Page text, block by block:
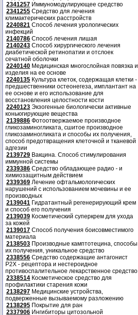
2341257 Иммуномодулирующее средство
2341255 Средство для лечения
климактерических расстройств
2240821 Способ лечения урологических
инфекций
2140786 Способ лечения лишая
2140243 Способ хирургического лечения
диабетической ретинопатии и отслоек
сечатной оболочки
2240140 Медицинская многослойная повязка и
изделия на ее основе
2240135 Культура клеток, содержащая клетки -
предшественники остеонегеза, имплантант на
ее основе и его использование для
восстановления целостности кости
2240123 Экзогенные биологически активные
коньюгирующие вещества
2139886 Фотоотвержаемое производное
гликозаминогликата, сшитое производное
гликозаминогликата и способы их получения,
способ предотвращения клеточной и тканевой
адгезии
2139729 Вакцина. Способ стимулирования
иммунной системы
2339386 Средство обладающее радио - и
химиозащитным действием
2339369 Лечение офтальмологических
нарушений с использованием мочевины и ее
производных
2139041 Гидратантный регенерирующий крем
и способ его получения
2139039 Косметический суперкрем для ухода
за кожей
2139017 Способ получения боисовместимого
материала
2138503 Производные камптотецина, способы
их получения, уникальное средство
2338556 Средство содержащие антагонист
Р2Х - рецептора и нестероидное
противоспалительное лекарственное средство
2338514 Косметическое средство для
профилактики старения кожи
2138297 Медицинские устройства,
подверженные вызываемому разложению
2138295 Покрытие для ран
2337906 Ингибиторы цитозольной